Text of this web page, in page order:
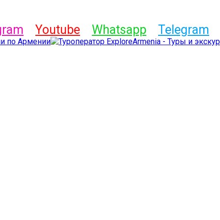
Youtube Whatsapp Telegram